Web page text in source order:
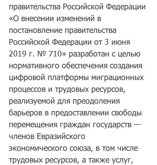
правительства Российской Федерации
«О внесении изменений в
постановление правительства
Российской Федерации от 3 июня
2019 г. № 710» разработан с целью
нормативного обеспечения создания
цифровой платформы миграционных
процессов и трудовых ресурсов,
реализуемой для преодоления
барьеров в предоставлении свободы
перемещения граждан государств —
членов Евразийского
экономического союза, в том числе
трудовых ресурсов, а также услуг,